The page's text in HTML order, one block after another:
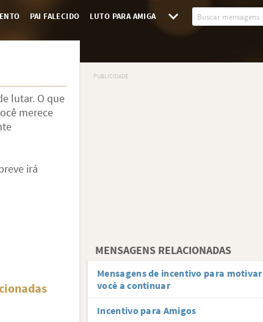
PAI FALECIDO LUTO PARA AMIGA
lutar. O que
merece
irá
MENSAGENS RELACIONADAS
Mensagens de incentivo para motivar
você a continuar
Incentivo para Amigos